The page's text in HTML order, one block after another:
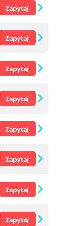
Zapytaj
Zapytaj
Zapytaj
Zapytaj
Zapytaj
Zapytaj
Zapytaj
Zapytaj